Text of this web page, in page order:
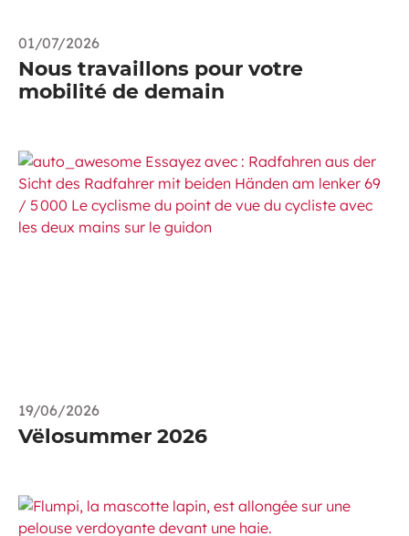
01/07/2026
Nous travaillons pour votre
mobilité de demain
19/06/2026
Vëlosummer 2026